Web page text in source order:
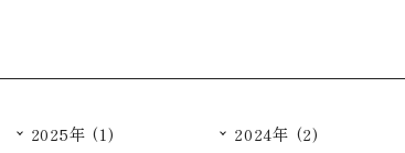
2025年 (1) 2024年 (2)